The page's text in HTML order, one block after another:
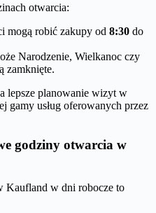
otwarcia:
mogą robić zakupy od 8:30 do
Narodzenie, Wielkanoc czy
zamknięte.
lepsze planowanie wizyt w
gamy usług oferowanych przez
godziny otwarcia w
Kaufland w dni robocze to